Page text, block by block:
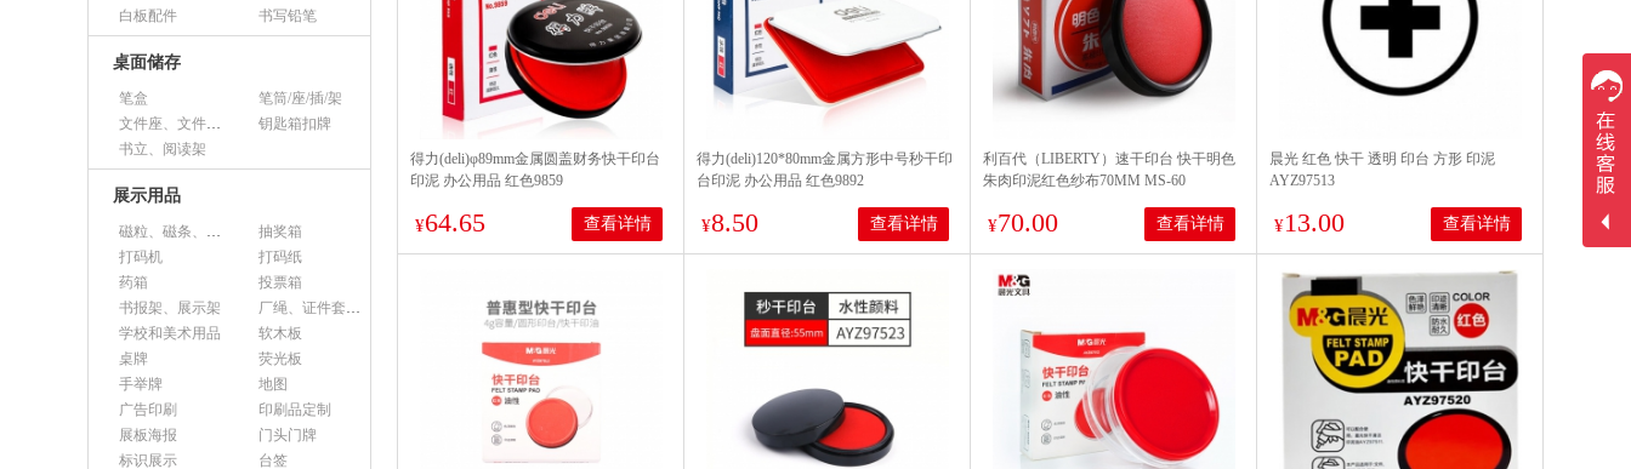
白板配件
书写铅笔
桌面储存
笔盒
笔筒/座/插/架
文件座、文件架、文件框
钥匙箱扣牌
书立、阅读架
展示用品
磁粒、磁条、磁片
抽奖箱
打码机
打码纸
药箱
投票箱
书报架、展示架
厂绳、证件套、卡套
学校和美术用品
软木板
桌牌
荧光板
手举牌
地图
广告印刷
印刷品定制
展板海报
门头门牌
标识展示
台签
得力(deli)φ89mm金属圆盖财务快干印台
印泥 办公用品 红色9859
¥64.65 查看详情
得力(deli)120*80mm金属方形中号秒干印
台印泥 办公用品 红色9892
¥8.50 查看详情
利百代（LIBERTY）速干印台 快干明色
朱肉印泥红色纱布70MM MS-60
¥70.00 查看详情
晨光 红色 快干 透明 印台 方形 印泥
AYZ97513
¥13.00 查看详情